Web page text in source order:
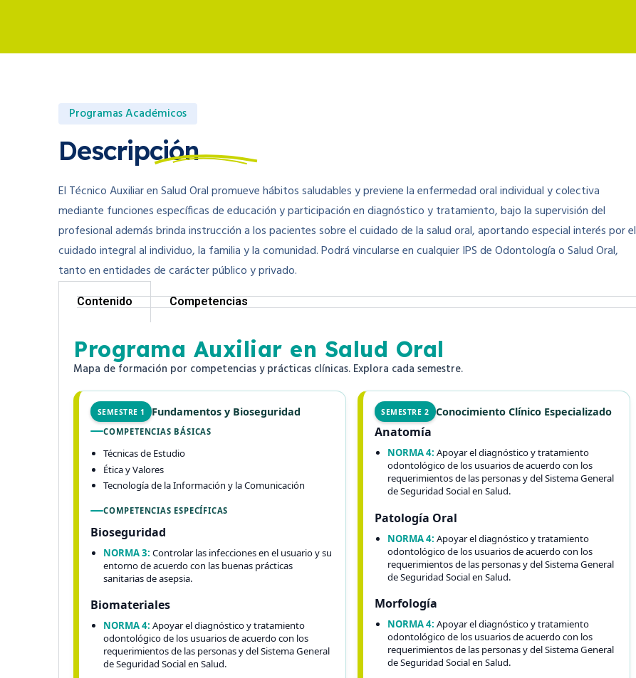
Programas Académicos
Descripción
El Técnico Auxiliar en Salud Oral promueve hábitos saludables y previene la enfermedad oral individual y colectiva
mediante funciones específicas de educación y participación en diagnóstico y tratamiento, bajo la supervisión del
profesional además brinda instrucción a los pacientes sobre el cuidado de la salud oral, aportando especial interés por el
cuidado integral al individuo, la familia y la comunidad. Podrá vincularse en cualquier IPS de Odontología o Salud Oral,
tanto en entidades de carácter público y privado.
Contenido Competencias
Programa Auxiliar en Salud Oral
Mapa de formación por competencias y prácticas clínicas. Explora cada semestre.
SEMESTRE 1 Fundamentos y Bioseguridad
COMPETENCIAS BÁSICAS
Técnicas de Estudio
Ética y Valores
Tecnología de la Información y la Comunicación
COMPETENCIAS ESPECÍFICAS
Bioseguridad
NORMA 3: Controlar las infecciones en el usuario y su
entorno de acuerdo con las buenas prácticas
sanitarias de asepsia.
Biomateriales
NORMA 4: Apoyar el diagnóstico y tratamiento
odontológico de los usuarios de acuerdo con los
requerimientos de las personas y del Sistema General
de Seguridad Social en Salud.
SEMESTRE 2 Conocimiento Clínico Especializado
Anatomía
NORMA 4: Apoyar el diagnóstico y tratamiento
odontológico de los usuarios de acuerdo con los
requerimientos de las personas y del Sistema General
de Seguridad Social en Salud.
Patología Oral
NORMA 4: Apoyar el diagnóstico y tratamiento
odontológico de los usuarios de acuerdo con los
requerimientos de las personas y del Sistema General
de Seguridad Social en Salud.
Morfología
NORMA 4: Apoyar el diagnóstico y tratamiento
odontológico de los usuarios de acuerdo con los
requerimientos de las personas y del Sistema General
de Seguridad Social en Salud.